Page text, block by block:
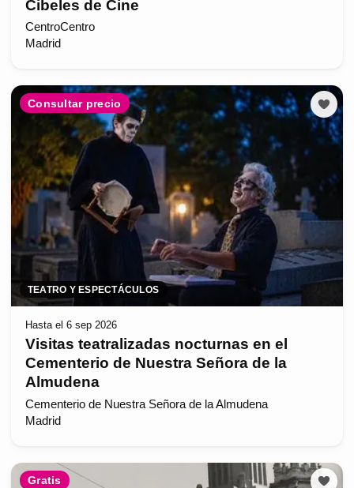
Cibeles de Cine
CentroCentro
Madrid
Consultar precio
TEATRO Y ESPECTÁCULOS
Hasta el 6 sep 2026
Visitas teatralizadas nocturnas en el
Cementerio de Nuestra Señora de la
Almudena
Cementerio de Nuestra Señora de la Almudena
Madrid
Gratis